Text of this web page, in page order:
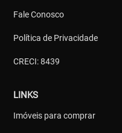
Fale Conosco
Política de Privacidade
CRECI: 8439
LINKS
Imóveis para comprar